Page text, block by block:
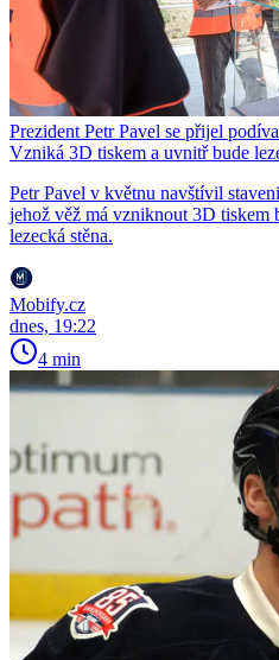
Prezident Petr Pavel se přijel
Vzniká 3D tiskem a uvnitř bude
Petr Pavel v květnu navštívil
jehož věž má vzniknout 3D tiskem
lezecká stěna.
Mobify.cz
dnes, 19:22
4 min